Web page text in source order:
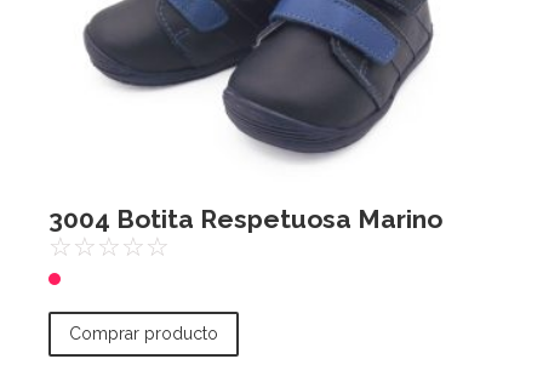
3004 Botita Respetuosa Marino
☆☆☆☆☆
Comprar producto